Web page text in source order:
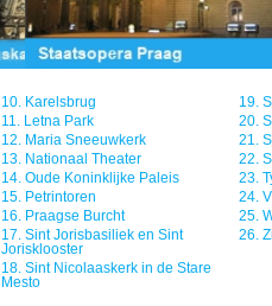
10. Karelsbrug
11. Letna Park
12. Maria Sneeuwkerk
13. Nationaal Theater
14. Oude Koninklijke Paleis
15. Petrintoren
16. Praagse Burcht
17. Sint Jorisbasiliek en Sint
Jorisklooster
18. Sint Nicolaaskerk in de Stare
Mesto
19.
20.
21.
22.
23.
24.
25.
26.